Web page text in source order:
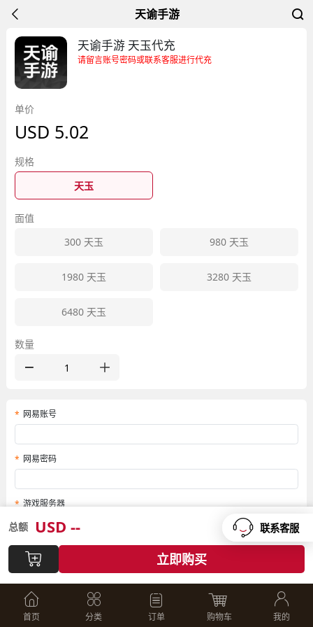
天谕手游
天谕手游 天玉代充
请留言账号密码或联系客服进行代充
单价
USD 5.02
规格
天玉
面值
300 天玉 980 天玉
1980 天玉 3280 天玉
6480 天玉
数量
网易账号
网易密码
游戏服务器
角色名
商品详情
总额 USD --
立即购买
首页 分类 订单 购物车 我的
联系客服